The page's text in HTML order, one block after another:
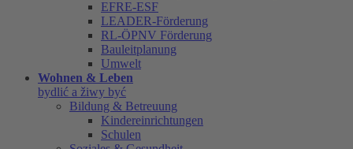
EFRE-ESF
LEADER-Förderung
RL-ÖPNV Förderung
Bauleitplanung
Umwelt
Wohnen & Leben
bydlić a žiwy być
Bildung & Betreuung
Kindereinrichtungen
Schulen